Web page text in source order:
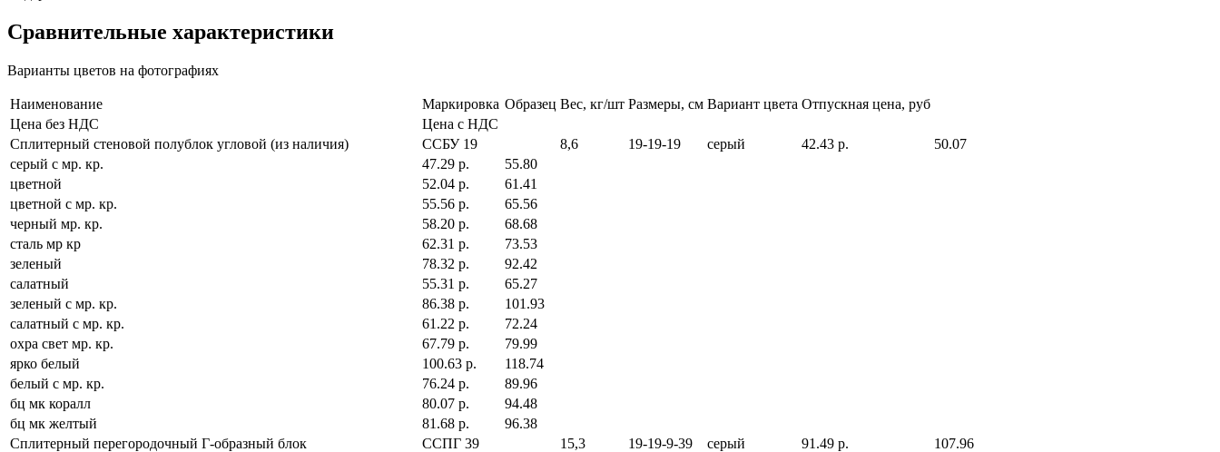
Сравнительные характеристики
Варианты цветов на фотографиях
Наименование Маркировка Образец Вес, кг/шт Размеры, см Вариант цвета Отпускная цена, руб
Цена без НДС
Цена с НДС
Сплитерный стеновой полублок угловой (из наличия)
ССБУ 19 8,6 19-19-19 серый 42.43 р.
50.07
серый с мр. кр.
47.29 р.
55.80
цветной
52.04 р.
61.41
цветной с мр. кр.
55.56 р.
65.56
черный мр. кр.
58.20 р.
68.68
сталь мр кр
62.31 р.
73.53
зеленый
78.32 р.
92.42
салатный
55.31 р.
65.27
зеленый с мр. кр.
86.38 р.
101.93
салатный с мр. кр.
61.22 р.
72.24
охра свет мр. кр.
67.79 р.
79.99
ярко белый
100.63 р.
118.74
белый с мр. кр.
76.24 р.
89.96
бц мк коралл
80.07 р.
94.48
бц мк желтый
81.68 р.
96.38
Сплитерный перегородочный Г-образный блок
ССПГ 39 15,3 19-19-9-39 серый 91.49 р.
107.96